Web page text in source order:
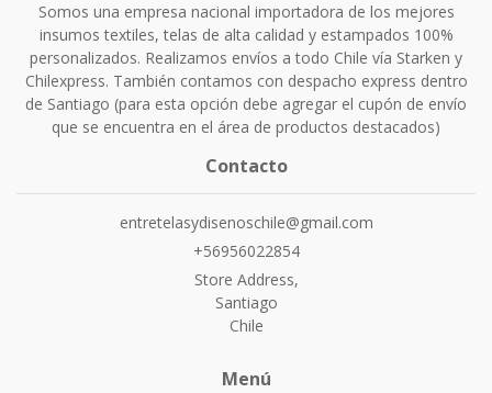
Somos una empresa nacional importadora de los mejores
insumos textiles, telas de alta calidad y estampados 100%
personalizados. Realizamos envíos a todo Chile vía Starken y
Chilexpress. También contamos con despacho express dentro
de Santiago (para esta opción debe agregar el cupón de envío
que se encuentra en el área de productos destacados)
Contacto
entretelasydisenoschile@gmail.com
+56956022854
Store Address,
Santiago
Chile
Menú